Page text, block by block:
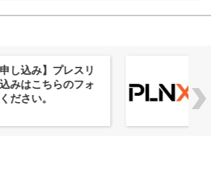
株式会社PlnX、アジア最大級のグロ
ーバルWeb3カンファレンス
「WebX2026」とのコラボレーショ